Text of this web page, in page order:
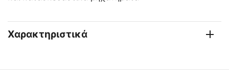
Χαρακτηριστικά